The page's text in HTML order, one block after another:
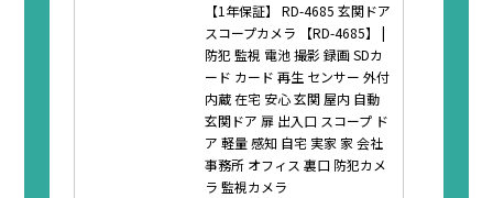
【1年保証】 RD-4685 玄関ドア
スコープカメラ 【RD-4685】 |
防犯 監視 電池 撮影 録画 SDカ
ード カード 再生 センサー 外付
内蔵 在宅 安心 玄関 屋内 自動
玄関ドア 扉 出入口 スコープ ド
ア 軽量 感知 自宅 実家 家 会社
事務所 オフィス 裏口 防犯カメ
ラ 監視カメラ